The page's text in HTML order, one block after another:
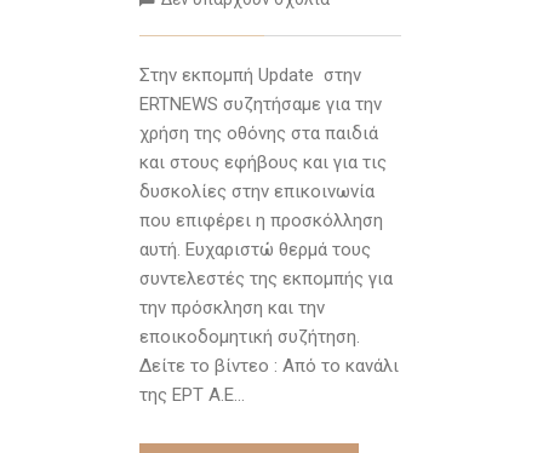
Στην εκπομπή Update στην
ERTNEWS συζητήσαμε για την
χρήση της οθόνης στα παιδιά
και στους εφήβους και για τις
δυσκολίες στην επικοινωνία
που επιφέρει η προσκόλληση
αυτή. Ευχαριστώ θερμά τους
συντελεστές της εκπομπής για
την πρόσκληση και την
εποικοδομητική συζήτηση.
Δείτε το βίντεο : Από το κανάλι
της ΕΡΤ Α.Ε…